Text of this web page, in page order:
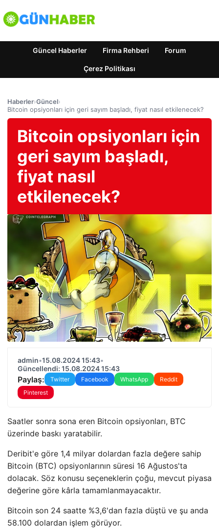
Güncel Haberler Firma Rehberi Forum
Çerez Politikası
Haberler›Güncel›
Bitcoin opsiyonları için geri sayım başladı, fiyat nasıl etkilenecek?
Bitcoin opsiyonları için
geri sayım başladı,
fiyat nasıl
etkilenecek?
admin•15.08.2024 15:43•
Güncellendi: 15.08.2024 15:43
Paylaş: Twitter Facebook WhatsApp
Reddit
Pinterest
Saatler sonra sona eren Bitcoin opsiyonları, BTC
üzerinde baskı yaratabilir.
Deribit'e göre 1,4 milyar dolardan fazla değere sahip
Bitcoin (BTC) opsiyonlarının süresi 16 Ağustos'ta
dolacak. Söz konusu seçeneklerin çoğu, mevcut piyasa
değerine göre kârla tamamlanmayacaktır.
Bitcoin son 24 saatte %3,6'dan fazla düştü ve şu anda
58.100 dolardan işlem görüyor.